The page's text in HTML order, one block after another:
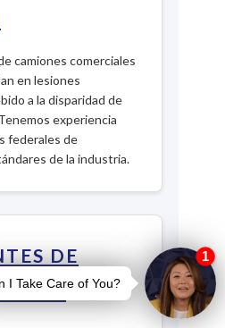
camiones comerciales
en lesiones
a la disparidad de
experiencia
federales de
de la industria.
DE